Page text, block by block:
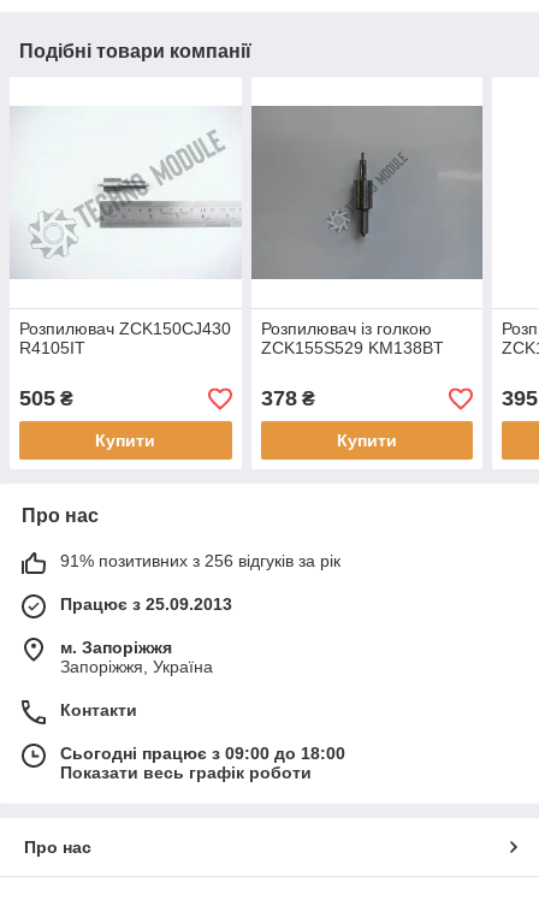
Подібні товари компанії
Розпилювач ZCK150CJ430
R4105IT
505 ₴
Купити
Розпилювач із голкою
ZCK155S529 KM138BT
378₴
Купити
395
Про нас
91% позитивних з 256 відгуків за рік
Працює з 25.09.2013
м. Запоріжжя
Запоріжжя, Україна
Контакти
Сьогодні працює з 09:00 до 18:00
Показати весь графік роботи
Про нас